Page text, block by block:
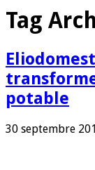
Tag
potable
30 septembre